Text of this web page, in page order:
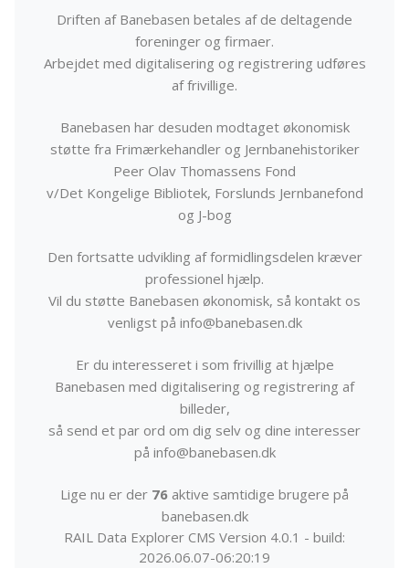
Driften af Banebasen betales af de deltagende
foreninger og firmaer.
Arbejdet med digitalisering og registrering udføres
af frivillige.
Banebasen har desuden modtaget økonomisk
støtte fra Frimærkehandler og Jernbanehistoriker
Peer Olav Thomassens Fond
v/Det Kongelige Bibliotek, Forslunds Jernbanefond
og J-bog
Den fortsatte udvikling af formidlingsdelen kræver
professionel hjælp.
Vil du støtte Banebasen økonomisk, så kontakt os
venligst på info@banebasen.dk
Er du interesseret i som frivillig at hjælpe
Banebasen med digitalisering og registrering af
billeder,
så send et par ord om dig selv og dine interesser
på info@banebasen.dk
Lige nu er der 76 aktive samtidige brugere på
banebasen.dk
RAIL Data Explorer CMS Version 4.0.1 - build:
2026.06.07-06:20:19